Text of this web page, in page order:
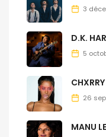
3
D.K.
5
CHXRRY
26
MANU